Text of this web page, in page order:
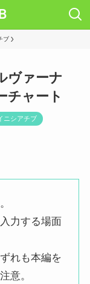
ブ
ヴァーナ
ャート
ニシアチブ
力する場面
れも本編を
意。